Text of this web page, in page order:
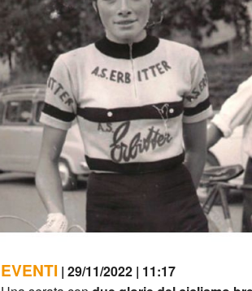
EVENTI | 29/11/2022 | 11:17